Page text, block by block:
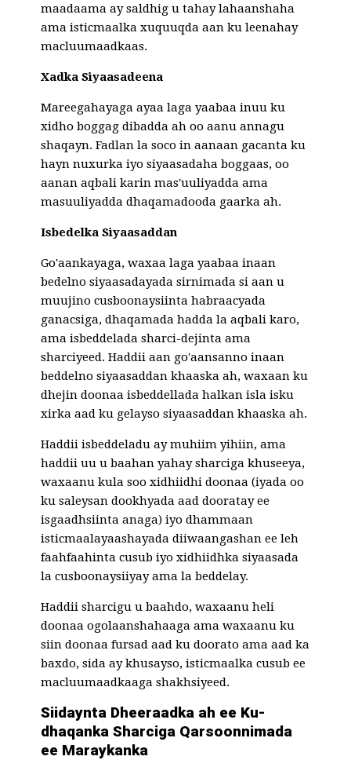
maadaama ay saldhig u tahay lahaanshaha
ama isticmaalka xuquuqda aan ku leenahay
macluumaadkaas.
Xadka Siyaasadeena
Mareegahayaga ayaa laga yaabaa inuu ku
xidho boggag dibadda ah oo aanu annagu
shaqayn. Fadlan la soco in aanaan gacanta ku
hayn nuxurka iyo siyaasadaha boggaas, oo
aanan aqbali karin mas'uuliyadda ama
masuuliyadda dhaqamadooda gaarka ah.
Isbedelka Siyaasaddan
Go'aankayaga, waxaa laga yaabaa inaan
bedelno siyaasadayada sirnimada si aan u
muujino cusboonaysiinta habraacyada
ganacsiga, dhaqamada hadda la aqbali karo,
ama isbeddelada sharci-dejinta ama
sharciyeed. Haddii aan go'aansanno inaan
beddelno siyaasaddan khaaska ah, waxaan ku
dhejin doonaa isbeddellada halkan isla isku
xirka aad ku gelayso siyaasaddan khaaska ah.
Haddii isbeddeladu ay muhiim yihiin, ama
haddii uu u baahan yahay sharciga khuseeya,
waxaanu kula soo xidhiidhi doonaa (iyada oo
ku saleysan dookhyada aad dooratay ee
isgaadhsiinta anaga) iyo dhammaan
isticmaalayaashayada diiwaangashan ee leh
faahfaahinta cusub iyo xidhiidhka siyaasada
la cusboonaysiiyay ama la beddelay.
Haddii sharcigu u baahdo, waxaanu heli
doonaa ogolaanshahaaga ama waxaanu ku
siin doonaa fursad aad ku doorato ama aad ka
baxdo, sida ay khusayso, isticmaalka cusub ee
macluumaadkaaga shakhsiyeed.
Siidaynta Dheeraadka ah ee Ku-
dhaqanka Sharciga Qarsoonnimada
ee Maraykanka